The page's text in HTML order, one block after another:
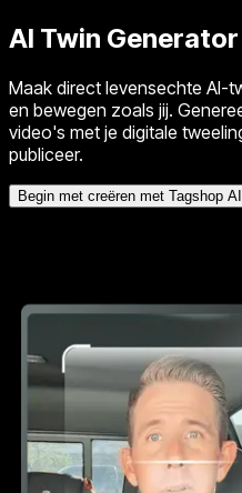
AI Twin Generator
Maak direct levensechte AI-
en bewegen zoals jij.
video's met je digitale
publiceer.
Begin met creëren met Tagshop AI